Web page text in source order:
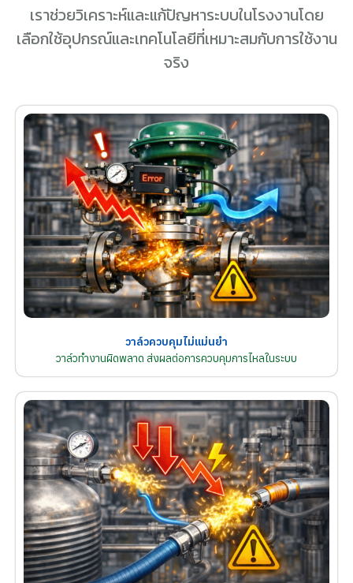
เราช่วยวิเคราะห์และแก้ปัญหาระบบในโรงงานโดย
เลือกใช้อุปกรณ์และเทคโนโลยีที่เหมาะสมกับการใช้งาน
จริง
วาล์วควบคุมไม่แม่นยำ
วาล์วทำงานผิดพลาด ส่งผลต่อการควบคุมการไหลในระบบ